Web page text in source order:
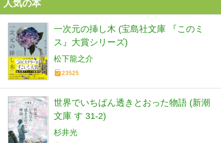
人気の本
一次元の挿し木 (宝島社文庫 『このミ
ス』大賞シリーズ)
松下龍之介
23525
世界でいちばん透きとおった物語 (新潮
文庫 す 31-2)
杉井光